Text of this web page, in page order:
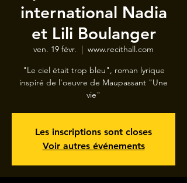
international Nadia
et Lili Boulanger
ven. 19 févr.
  |
www.recithall.com
"Le ciel était trop bleu", roman lyrique
inspiré de l'oeuvre de Maupassant "Une
vie"
Les inscriptions sont closes
Voir autres événements